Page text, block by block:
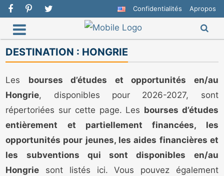
Confidentialités Apropos
DESTINATION : HONGRIE
Les bourses d’études et opportunités en/au
Hongrie, disponibles pour 2026-2027, sont
répertoriées sur cette page. Les bourses d’études
entièrement et partiellement financées, les
opportunités pour jeunes, les aides financières et
les subventions qui sont disponibles en/au
Hongrie sont listés ici. Vous pouvez également